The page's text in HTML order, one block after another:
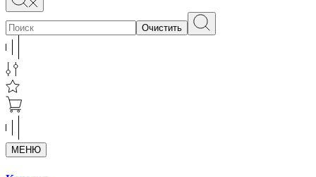
Очистить
МЕНЮ